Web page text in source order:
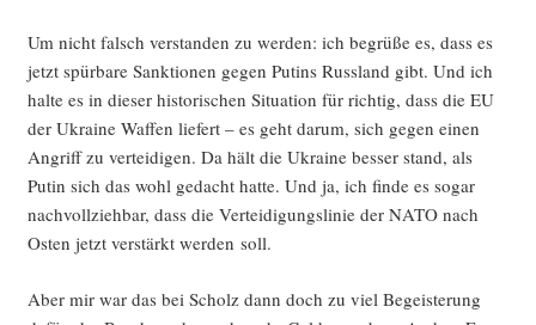
Um nicht falsch ver­stan­den zu wer­den: ich begrü­ße es, dass es
jetzt spür­ba­re Sank­tio­nen gegen Putins Russ­land gibt. Und ich
hal­te es in die­ser his­to­ri­schen Situa­ti­on für rich­tig, dass die EU
der Ukrai­ne Waf­fen lie­fert – es geht dar­um, sich gegen einen
Angriff zu ver­tei­di­gen. Da hält die Ukrai­ne bes­ser stand, als
Putin sich das wohl gedacht hat­te. Und ja, ich fin­de es sogar
nach­voll­zieh­bar, dass die Ver­tei­di­gungs­li­nie der NATO nach
Osten jetzt ver­stärkt wer­den soll.
Aber mir war das bei Scholz dann doch zu viel Begeis­te­rung